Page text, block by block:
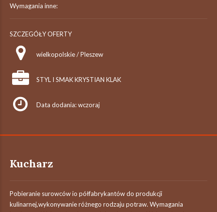
Wymagania inne:
SZCZEGÓŁY OFERTY
wielkopolskie / Pleszew
STYL I SMAK KRYSTIAN KLAK
Data dodania: wczoraj
Kucharz
Pobieranie surowców io półfabrykantów do produkcji
kulinarnej,wykonywanie różnego rodzaju potraw. Wymagania